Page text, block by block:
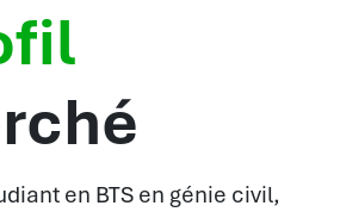
en BTS en génie civil,